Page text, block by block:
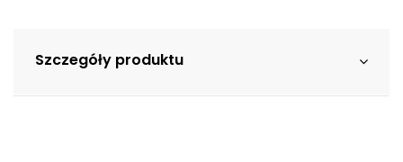
Szczegóły produktu